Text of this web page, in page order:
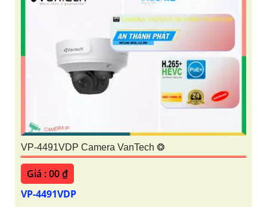
VP-4491VDP Camera VanTech ❂
Giá : 00 ₫
VP-4491VDP